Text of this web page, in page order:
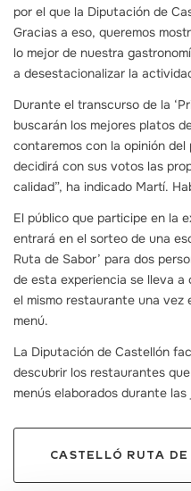
por el que la Diputación de
Gracias a eso, queremos
lo mejor de nuestra
a desestacionalizar la
Durante el transcurso de la
buscarán los mejores platos
contaremos con la opinión
decidirá con sus votos las
calidad”, ha indicado Martí.
El público que participe en la
entrará en el sorteo de una
Ruta de Sabor’ para dos
de esta experiencia se lleva a
el mismo restaurante una vez
menú.
La Diputación de Castellón
descubrir los restaurantes
menús elaborados durante las
CASTELLÓ RUTA DE